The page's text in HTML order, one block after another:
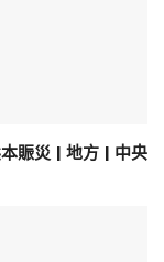
賑災 | 地方 | 中央